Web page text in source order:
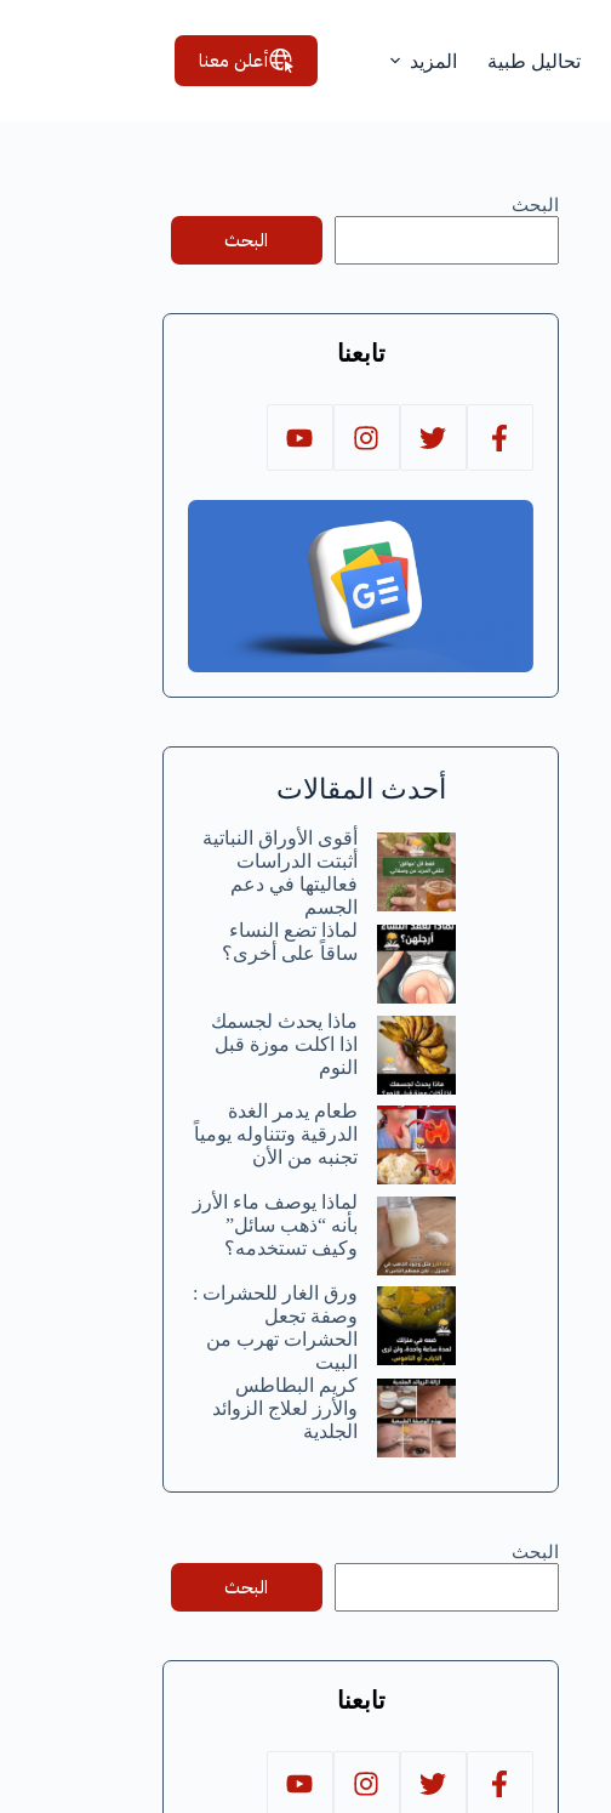
تحاليل طبية المزيد أعلن معنا
البحث
البحث
تابعنا
أحدث المقالات
أقوى الأوراق النباتية
أثبتت الدراسات
فعاليتها في دعم
الجسم
لماذا تضع النساء
ساقاً على أخرى؟
ماذا يحدث لجسمك
اذا اكلت موزة قبل
النوم
طعام يدمر الغدة
الدرقية وتتناوله يومياً
تجنبه من الأن
لماذا يوصف ماء الأرز
بأنه “ذهب سائل”
وكيف تستخدمه؟
ورق الغار للحشرات :
وصفة تجعل
الحشرات تهرب من
البيت
كريم البطاطس
والأرز لعلاج الزوائد
الجلدية
البحث
البحث
تابعنا